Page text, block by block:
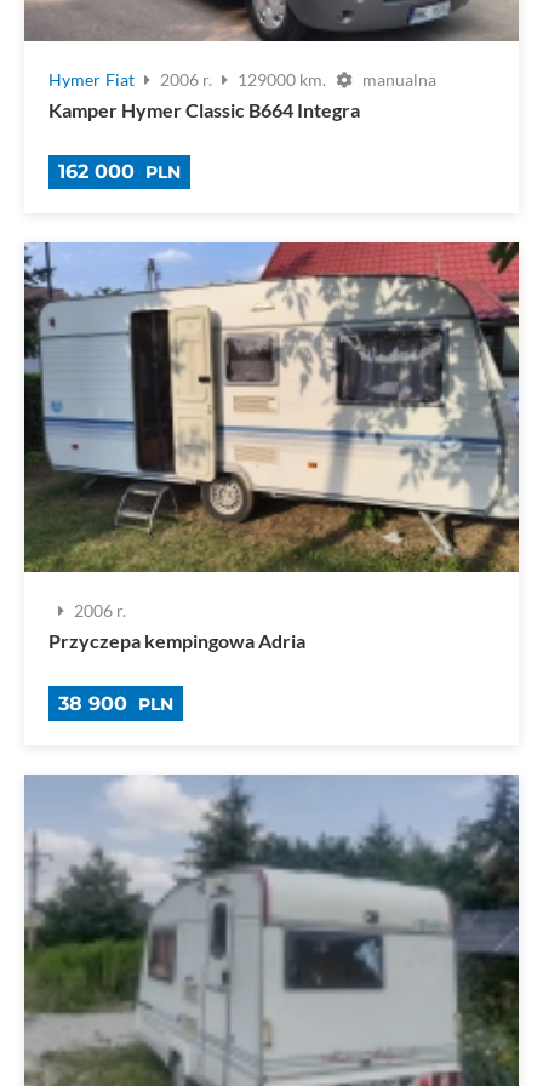
Hymer Fiat 2006 r. 129000 km. manualna
Kamper Hymer Classic B664 Integra
162 000 PLN
2006 r.
Przyczepa kempingowa Adria
38 900 PLN